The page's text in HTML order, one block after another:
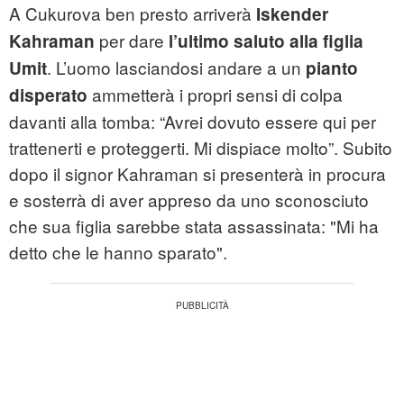
A Cukurova ben presto arriverà Iskender
Kahraman per dare l’ultimo saluto alla figlia
Umit. L’uomo lasciandosi andare a un pianto
disperato ammetterà i propri sensi di colpa
davanti alla tomba: “Avrei dovuto essere qui per
trattenerti e proteggerti. Mi dispiace molto”. Subito
dopo il signor Kahraman si presenterà in procura
e sosterrà di aver appreso da uno sconosciuto
che sua figlia sarebbe stata assassinata: "Mi ha
detto che le hanno sparato".